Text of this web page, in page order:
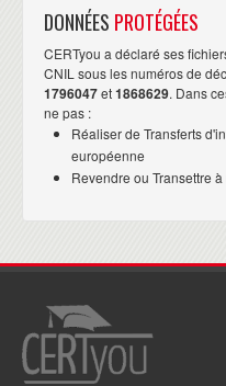
DONNÉES PROTÉGÉES
CERTyou a déclaré ses
CNIL sous les numéros de
1796047et1868629. Dans
ne pas :
Réaliser de Transferts
européenne
Revendre ou Transettre